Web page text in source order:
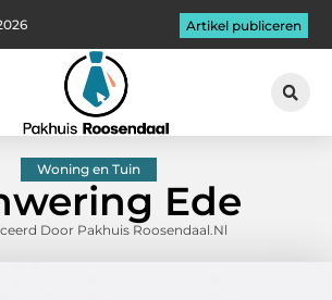
Artikel publiceren
Woning en Tuin
Ede
Door Pakhuis Roosendaal.nl